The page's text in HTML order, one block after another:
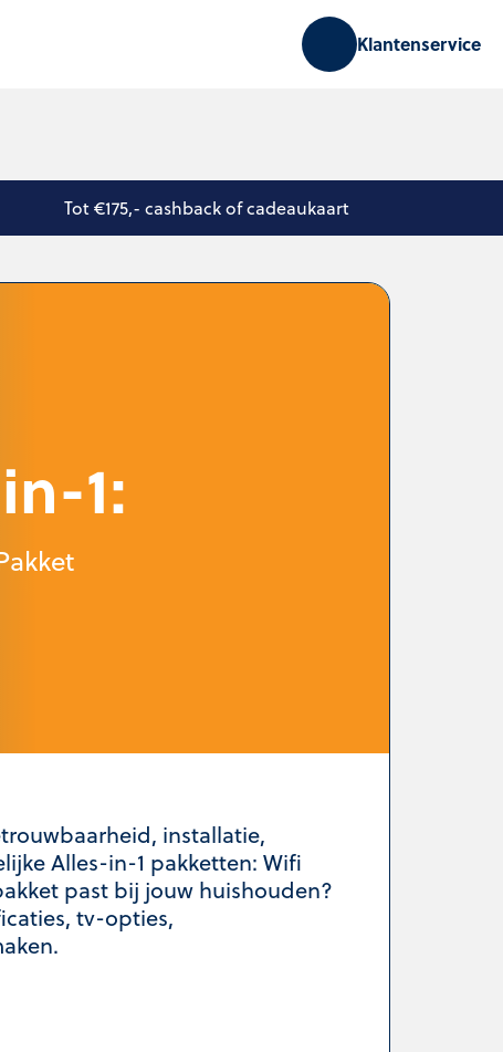
Klantenservice
Tot €175,- cashback of cadeaukaart
1:
installatie,
Alles-in-1 pakketten: Wifi
past bij jouw huishouden?
tv-opties,